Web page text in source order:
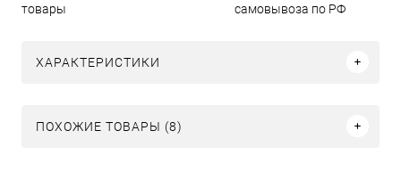
товары
самовывоза по РФ
ХАРАКТЕРИСТИКИ
ПОХОЖИЕ ТОВАРЫ (8)